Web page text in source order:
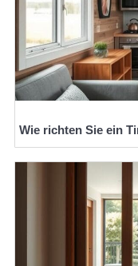
Wie richten Sie ein